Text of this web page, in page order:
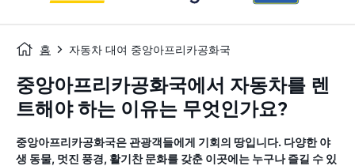
홈 자동차 대여 중앙아프리카공화국
중앙아프리카공화국에서 자동차를 렌
트해야 하는 이유는 무엇인가요?
중앙아프리카공화국은 관광객들에게 기회의 땅입니다. 다양한 야
생 동물, 멋진 풍경, 활기찬 문화를 갖춘 이곳에는 누구나 즐길 수 있